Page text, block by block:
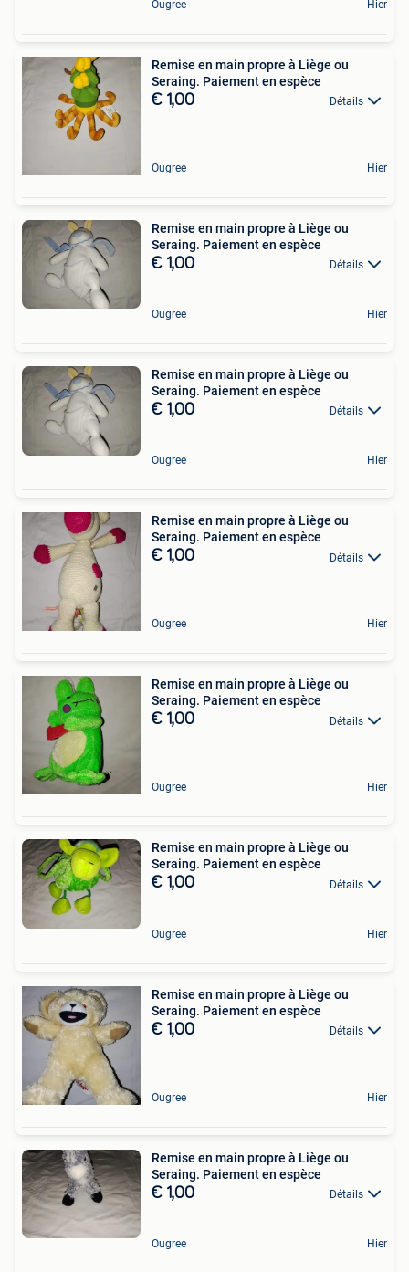
Ougree Hier
Remise en main propre à Liège ou
Seraing. Paiement en espèce
€ 1,00 Détails
Ougree Hier
Remise en main propre à Liège ou
Seraing. Paiement en espèce
€ 1,00 Détails
Ougree Hier
Remise en main propre à Liège ou
Seraing. Paiement en espèce
€ 1,00 Détails
Ougree Hier
Remise en main propre à Liège ou
Seraing. Paiement en espèce
€ 1,00 Détails
Ougree Hier
Remise en main propre à Liège ou
Seraing. Paiement en espèce
€ 1,00 Détails
Ougree Hier
Remise en main propre à Liège ou
Seraing. Paiement en espèce
€ 1,00 Détails
Ougree Hier
Remise en main propre à Liège ou
Seraing. Paiement en espèce
€ 1,00 Détails
Ougree Hier
Remise en main propre à Liège ou
Seraing. Paiement en espèce
€ 1,00 Détails
Ougree Hier